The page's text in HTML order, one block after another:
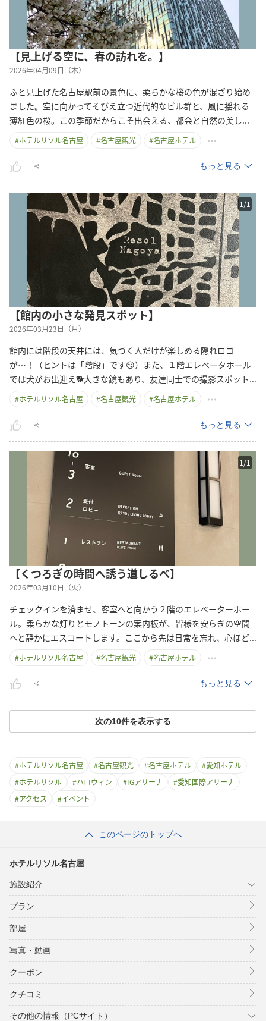
【見上げる空に、春の訪れを。】
2026年04月09日（木）
ふと見上げた名古屋駅前の景色に、柔らかな桜の色が混ざり始め
ました。空に向かってそびえ立つ近代的なビル群と、風に揺れる
薄紅色の桜。この季節だからこそ出会える、都会と自然の美し...
#ホテルリソル名古屋 #名古屋観光 #名古屋ホテル
もっと見る
1 /1
【館内の小さな発見スポット】
2026年03月23日（月）
館内には階段の天井には、気づく人だけが楽しめる隠れロゴ
が…！（ヒントは「階段」です😏）また、１階エレベータホール
では犬がお出迎え🐕大きな鏡もあり、友達同士での撮影スポッ ト...
#ホテルリソル名古屋 #名古屋観光 #名古屋ホテル
もっと見る
1 /1
【くつろぎの時間へ誘う道しるべ】
2026年03月10日（火）
チェックインを済ませ、客室へと向かう２階のエレベーターホー
ル。柔らかな灯りとモノトーンの案内板が、皆様を安らぎの空間
へと静かにエスコートします。ここから先は日常を忘れ、心ほど...
#ホテルリソル名古屋 #名古屋観光 #名古屋ホテル
もっと見る
次の10件を表示する
#ホテルリソル名古屋 #名古屋観光 #名古屋ホテル #愛知ホテル
#ホテルリソル #ハロウィン #IGアリーナ #愛知国際アリーナ
#アクセス #イベント
このページのトップへ
ホテルリソル名古屋
施設紹介
プラン
部屋
写真・動画
クーポン
クチコミ
その他の情報（PCサイト）